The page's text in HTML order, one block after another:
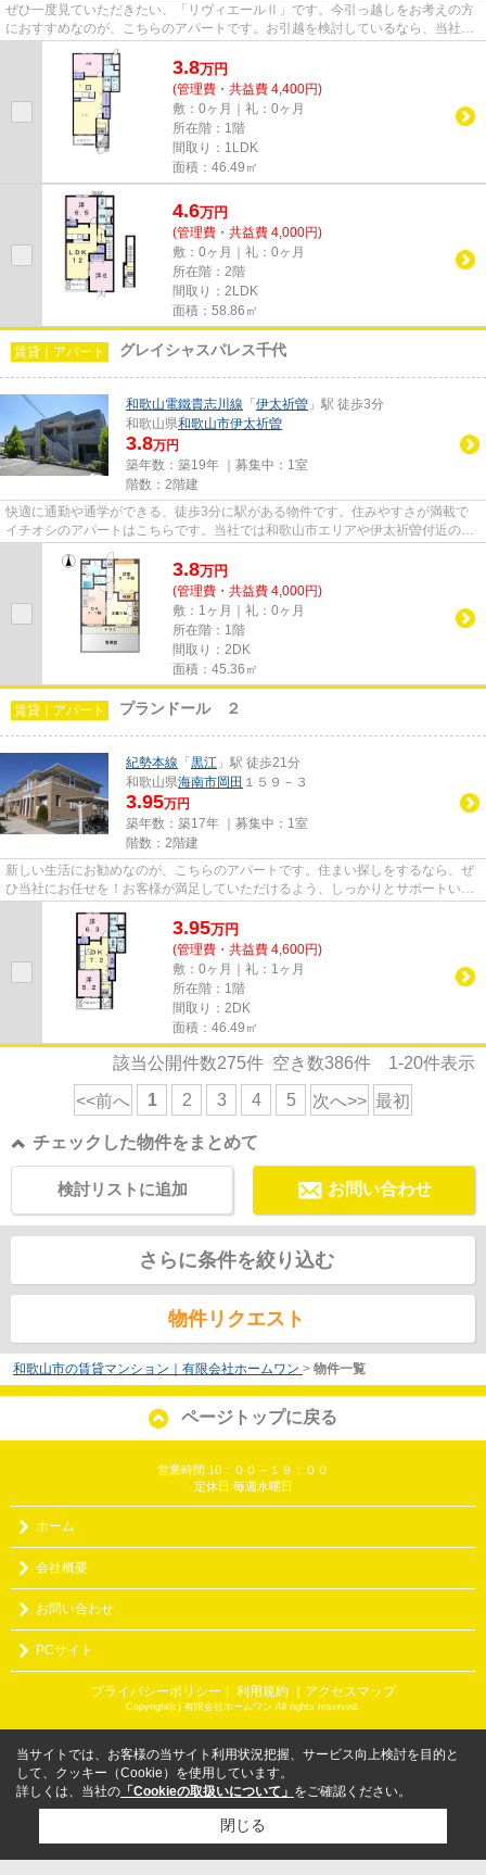
ぜひ一度見ていただきたい、「リヴィエールⅡ」です。今引っ越しをお考えの方
におすすめなのが、こちらのアパートです。お引越を検討しているなら、当社が
ご紹介する物件はいかがでしょ...
3.8万円
(管理費・共益費 4,400円)
敷：0ヶ月｜礼：0ヶ月
所在階：1階
間取り：1LDK
面積：46.49㎡
4.6万円
(管理費・共益費 4,000円)
敷：0ヶ月｜礼：0ヶ月
所在階：2階
間取り：2LDK
面積：58.86㎡
賃貸｜アパート グレイシャスパレス千代
和歌山電鐵貴志川線 「 伊太祈曽 」駅 徒歩3分
和歌山県和歌山市伊太祈曽
3.8万円
築年数：築19年 ｜募集中： 1室
階数：2階建
快適に通勤や通学ができる、徒歩3分に駅がある物件です。住みやすさが満載で
イチオシのアパートはこちらです。当社では和歌山市エリアや伊太祈曽付近の物
件情報を多数取り扱っておりま...
3.8万円
(管理費・共益費 4,000円)
敷：1ヶ月｜礼：0ヶ月
所在階：1階
間取り：2DK
面積：45.36㎡
賃貸｜アパート プランドール ２
紀勢本線 「 黒江 」駅 徒歩21分
和歌山県海南市岡田 １５９－３
3.95万円
築年数：築17年 ｜募集中： 1室
階数：2階建
新しい生活にお勧めなのが、こちらのアパートです。住まい探しをするなら、ぜ
ひ当社にお任せを！お客様が満足していただけるよう、しっかりとサポートいた
3.95万円
(管理費・共益費 4,600円)
敷：0ヶ月｜礼：1ヶ月
所在階：1階
間取り：2DK
面積：46.49㎡
該当公開件数275件 空き数386件 1-20件表示
<<前へ 1 2 3 4 5 次へ>> 最初
チェックした物件をまとめて
お問い合わせ
検討リストに追加
さらに条件を絞り込む
物件リクエスト
和歌山市の賃貸マンション｜有限会社ホームワン > 物件一覧
ページトップに戻る
営業時間:10：００～１９：００
定休日:毎週水曜日
ホーム
会社概要
お問い合わせ
PCサイト
プライバシーポリシー ｜ 利用規約 ｜アクセスマップ
Copyright(c) 有限会社ホームワン All rights reserved.
当サイトでは、お客様の当サイト利用状況把握、サービス向上検討を目的と
して、クッキー（Cookie）を使用しています。
詳しくは、当社の 「Cookieの取扱いについて」 をご確認ください。
閉じる